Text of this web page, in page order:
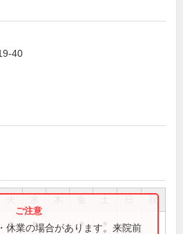
40
祝
● ● ●
休業の場合があります。来院前